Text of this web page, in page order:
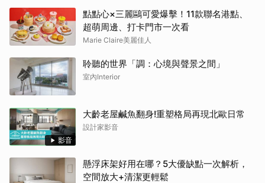
點點心×三麗鷗可愛爆擊！11款聯名港點、
超萌周邊、打卡門市一次看
Marie Claire美麗佳人
聆聽的世界「調：心境與聲景之間」
室內Interior
影音
大齡老屋鹹魚翻身!重塑格局再現北歐日常
設計家影音
懸浮床架好用在哪？5大優缺點一次解析，
空間放大+清潔更輕鬆